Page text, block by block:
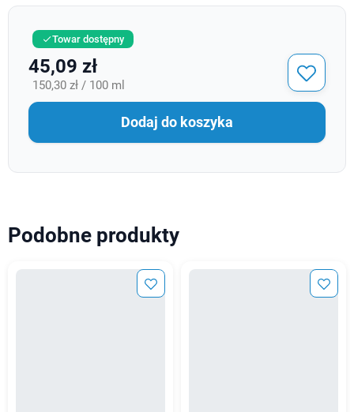
Towar dostępny
45,09 zł
150,30 zł / 100 ml
Dodaj do koszyka
Podobne produkty